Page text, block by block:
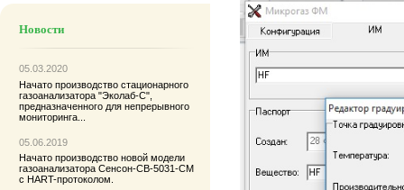
Новости
05.03.2020
Начато производство стационарного
газоанализатора "Эколаб-С"
предназначенного для непрерывного
мониторинга...
05.06.2019
Начато производство новой модели
газоанализатора Сенсон-СВ-5031-СМ
с HART-протоколом.